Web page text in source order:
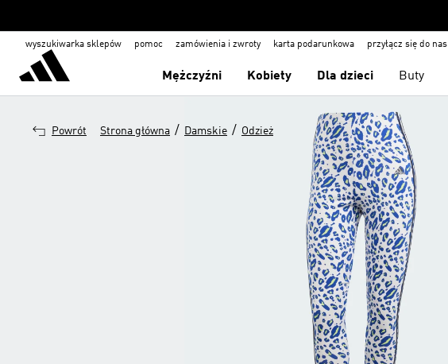
wyszukiwarka sklepów pomoc zamówienia i zwroty karta podarunkowa przyłącz się do nas
Mężczyźni Kobiety Dla dzieci Buty
Powrót Strona główna / Damskie / Odzież